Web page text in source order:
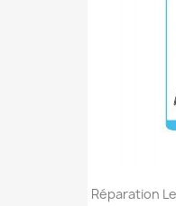
Réparation